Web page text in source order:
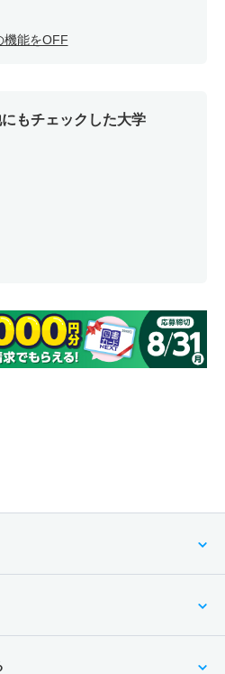
機能をOFF
もチェックした大学